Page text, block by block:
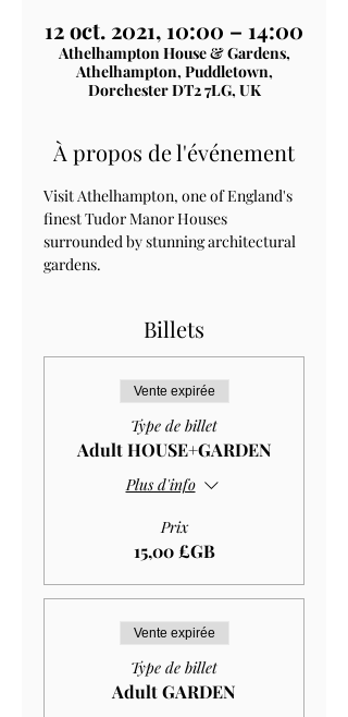
12 oct. 2021, 10:00 – 14:00
Athelhampton House & Gardens,
Athelhampton, Puddletown,
Dorchester DT2 7LG, UK
À propos de l'événement
Visit Athelhampton, one of England's
finest Tudor Manor Houses
surrounded by stunning architectural
gardens.
Billets
Vente expirée
Type de billet
Adult HOUSE+GARDEN
Plus d'info
Prix
15,00 £GB
Vente expirée
Type de billet
Adult GARDEN